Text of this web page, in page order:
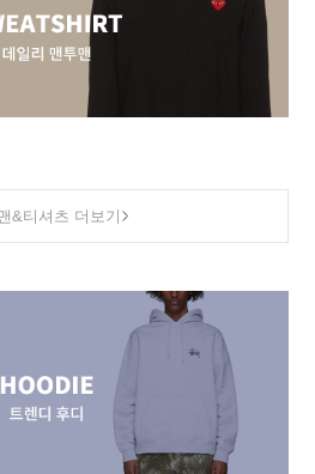
&티셔츠 더보기